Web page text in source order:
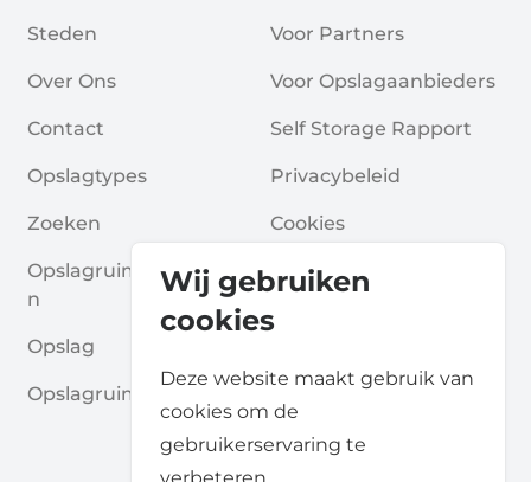
Wij gebruiken
cookies
Deze website maakt gebruik van
cookies om de
gebruikerservaring te
Steden
Over Ons
Contact
Opslagtypes
Zoeken
Opslagruimte Aanvrage
N
Opslag
Opslagruimte Gidsen
Voor Partners
Voor Opslagaanbieders
Self Storage Rapport
Privacybeleid
Cookies
Algemene Voorwaarde